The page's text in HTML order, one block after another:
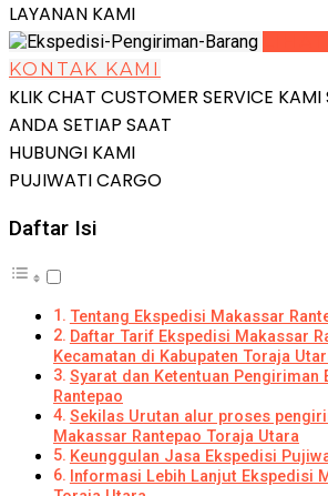
LAYANAN KAMI
KONTAK KAMI
KLIK CHAT CUSTOMER SERVICE KAMI
ANDA SETIAP SAAT
HUBUNGI KAMI
PUJIWATI CARGO
Daftar Isi
Tentang Ekspedisi Makassar
Daftar Tarif Ekspedisi Makassar
Kecamatan di Kabupaten Toraja
Syarat dan Ketentuan Pengiriman
Rantepao
Sekilas Urutan alur proses
Makassar Rantepao Toraja Utara
Keunggulan Jasa Ekspedisi
Informasi Lebih Lanjut Ekspedisi